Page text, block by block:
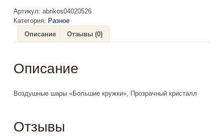
"Большие
кружки"
Артикул: abrikos04020526
Категория: Разное
Описание
Отзывы (0)
Описание
Воздушные шары «Большие кружки», Прозрачный кристалл
Отзывы